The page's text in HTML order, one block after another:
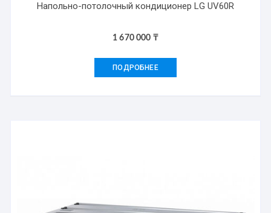
Напольно-потолочный кондиционер LG UV60R
1 670 000 ₸
ПОДРОБНЕЕ